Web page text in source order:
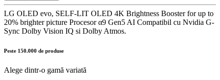
LG OLED evo, SELF-LIT OLED 4K Brightness Booster for up to
20% brighter picture Procesor α9 Gen5 AI Compatibil cu Nvidia G-
Sync Dolby Vision IQ si Dolby Atmos.
Peste 150.000 de produse
Alege dintr-o gamă variată